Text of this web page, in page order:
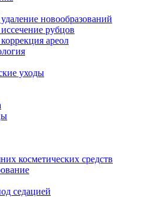
новообразований
рубцов
ареол
уходы
косметических средств
седацией